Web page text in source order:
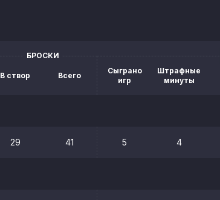
БРОСКИ
В створ Всего
Сыграно
игр
Штрафные
минуты
29 41 5 4